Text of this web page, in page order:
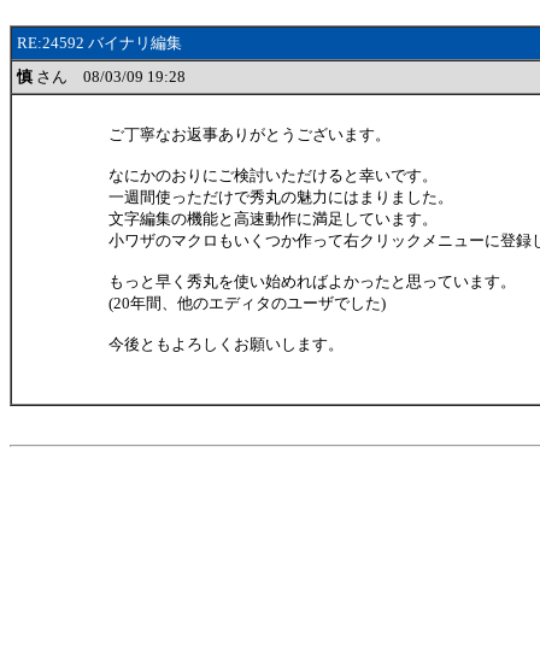
RE:24592 バイナリ編集
慎 さん 08/03/09 19:28
ご丁寧なお返事ありがとうございます。
なにかのおりにご検討いただけると幸いです。
一週間使っただけで秀丸の魅力にはまりました。
文字編集の機能と高速動作に満足しています。
小ワザのマクロもいくつか作って右クリックメニューに登録
もっと早く秀丸を使い始めればよかったと思っています。
(20年間、他のエディタのユーザでした)
今後ともよろしくお願いします。